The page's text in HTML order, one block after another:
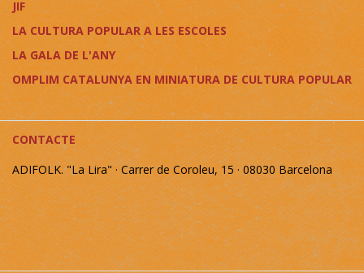
JIF
LA CULTURA POPULAR A LES ESCOLES
LA GALA DE L'ANY
OMPLIM CATALUNYA EN MINIATURA DE CULTURA POPULAR
CONTACTE
ADIFOLK. "La Lira" · Carrer de Coroleu, 15 · 08030 Barcelona